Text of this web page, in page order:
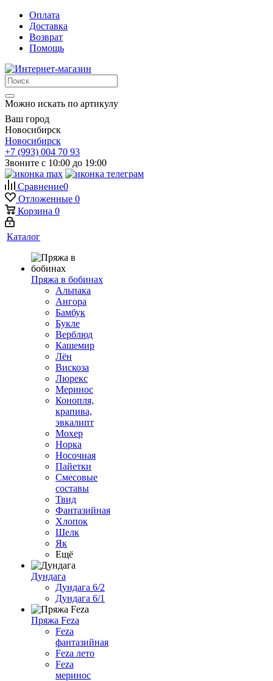
Оплата
Доставка
Возврат
Помощь
Можно искать по артикулу
Ваш город
Новосибирск
Новосибирск
+7 (993) 004 70 93
Звоните с 10:00 до 19:00
Сравнение0
Отложенные 0
Корзина 0
Каталог
Пряжа в бобинах
Альпака
Ангора
Бамбук
Букле
Верблюд
Кашемир
Лён
Вискоза
Люрекс
Меринос
Конопля,
крапива,
эвкалипт
Мохер
Норка
Носочная
Пайетки
Смесовые
составы
Твид
Фантазийная
Хлопок
Шелк
Як
Ещё
Дундага
Дундага 6/2
Дундага 6/1
Пряжа Feza
Feza
фантазийная
Feza лето
Feza
меринос